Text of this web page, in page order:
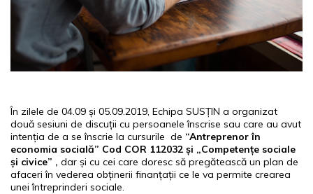
În zilele de 04.09 și 05.09.2019, Echipa SUSȚIN a organizat
două sesiuni de discuții cu persoanele înscrise sau care au avut
intenția de a se înscrie la cursurile de “Antreprenor în
economia socială” Cod COR 112032 și „Competențe sociale
și civice” , dar și cu cei care doresc să pregătească un plan de
afaceri în vederea obținerii finanțații ce le va permite crearea
unei întreprinderi sociale.